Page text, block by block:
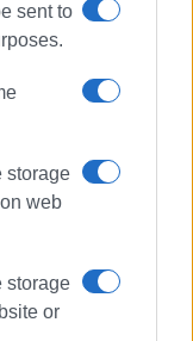
sent to
storage
web
storage
or
του
ειδίκευση
κάτοχος